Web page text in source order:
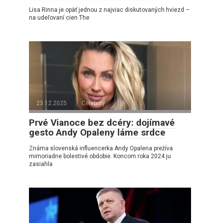
Lisa Rinna je opäť jednou z najviac diskutovaných hviezd –
na udeľovaní cien The
23.12.2025 Celebrity
Prvé Vianoce bez dcéry: dojímavé
gesto Andy Opaleny láme srdce
Známa slovenská influencerka Andy Opalena prežíva
mimoriadne bolestivé obdobie. Koncom roka 2024 ju
zasiahla